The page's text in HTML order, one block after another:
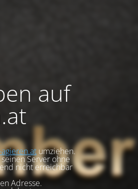
auf
umziehen.
Server ohne
nicht erreichbar
Adresse.